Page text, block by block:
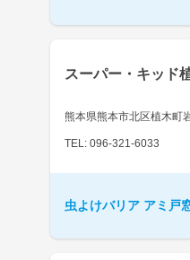
スーパー・キッド
熊本県熊本市北区植木町
TEL: 096-321-6033
虫よけバリア アミ戸